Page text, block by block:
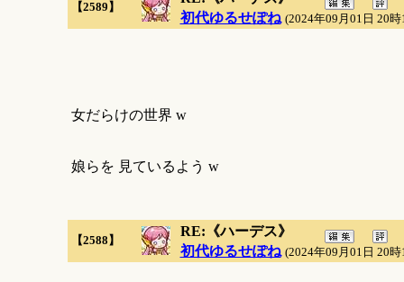
【2589】
初代ゆるせぽね (2024年09月01日 20時
女だらけの世界 w
娘らを 見ているよう w
【2588】
RE:《ハーデス》
初代ゆるせぽね (2024年09月01日 20時